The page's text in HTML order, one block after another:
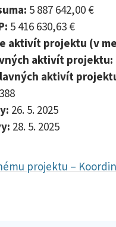
5 887 642,00 €
5 416 630,63 €
aktivít projektu (v
aktivít projektu:
aktivít
26. 5. 2025
28. 5. 2025
projektu –